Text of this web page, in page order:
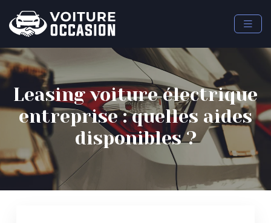
Leasing voiture électrique
entreprise : quelles aides
disponibles ?